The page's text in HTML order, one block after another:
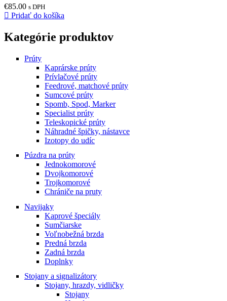
€85.00 s DPH
Pridať do košíka
Kategórie produktov
Prúty
Kaprárske prúty
Prívlačové prúty
Feedrové, matchové prúty
Sumcové prúty
Spomb, Spod, Marker
Specialist prúty
Teleskopické prúty
Náhradné špičky, nástavce
Izotopy do udíc
Púzdra na prúty
Jednokomorové
Dvojkomorové
Trojkomorové
Chrániče na pruty
Navijaky
Kaprové špeciály
Sumčiarske
Voľnobežná brzda
Predná brzda
Zadná brzda
Doplnky
Stojany a signalizátory
Stojany, hrazdy, vidličky
Stojany